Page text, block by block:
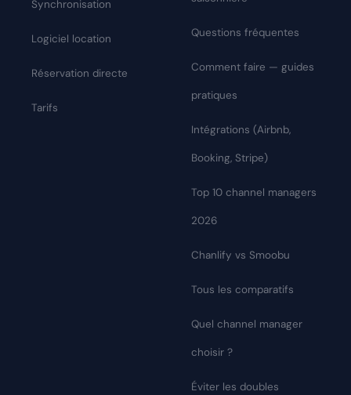
Synchronisation
Logiciel location
Réservation directe
Tarifs
Questions fréquentes
Comment faire — guides
pratiques
Intégrations (Airbnb,
Booking, Stripe)
Top 10 channel managers
2026
Chanlify vs Smoobu
Tous les comparatifs
Quel channel manager
choisir ?
Éviter les doubles